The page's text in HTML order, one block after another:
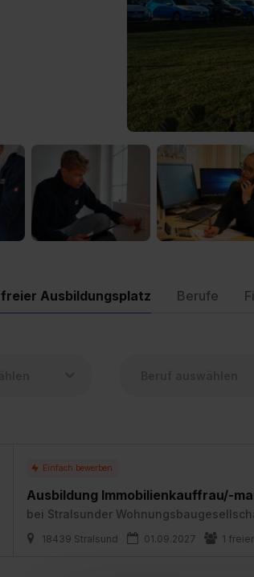
freier Ausbildungsplatz Berufe
Ausbildung Immobilienkauffrau/-
bei Stralsunder
18439 Stralsund 01.09.2027 1